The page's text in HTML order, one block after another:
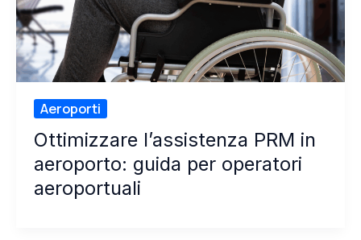
Aeroporti
Ottimizzare l’assistenza PRM in
aeroporto: guida per operatori
aeroportuali